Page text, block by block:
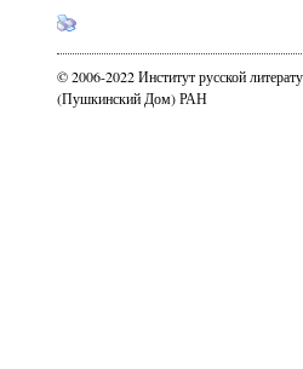
© 2006-2022 Институт русской
(Пушкинский Дом) РАН